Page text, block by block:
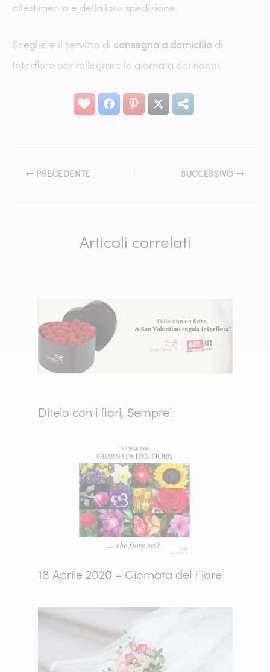
allestimento e della loro spedizione.
Scegliete il servizio di consegna a domicilio di
Interflora per rallegrare la giornata dei nonni.
PRECEDENTE SUCCESSIVO
Articoli correlati
Ditelo con i fiori, Sempre!
18 Aprile 2020 – Giornata del Fiore